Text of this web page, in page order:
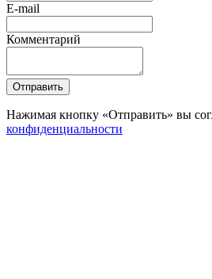
E-mail
Комментарий
Отправить
Нажимая кнопку «Отправить» вы
конфиденциальности